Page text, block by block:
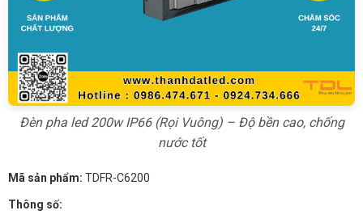
Đèn pha led 200w IP66 (Rọi Vuông) – Độ bền cao, chống
nước tốt
Mã sản phẩm: TDFR-C6200
Thông số: